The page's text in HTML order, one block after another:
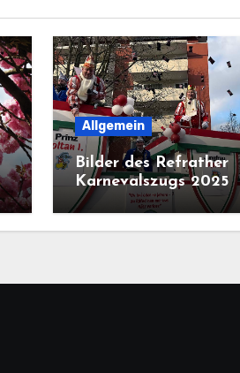
Allgemein
Bilder des Refrather
Karnevalszugs 2025